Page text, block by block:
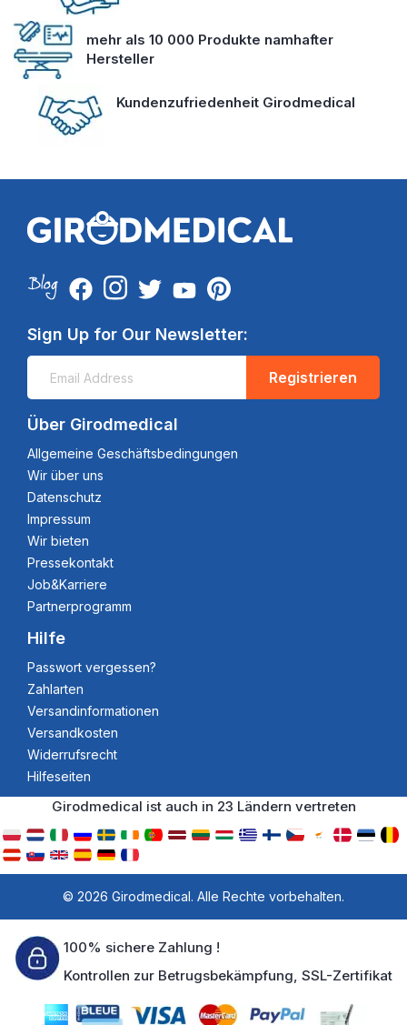
mehr als 10 000 Produkte namhafter
Hersteller
Kundenzufriedenheit Girodmedical
Sign Up for Our Newsletter:
Registrieren
Über Girodmedical
Allgemeine Geschäftsbedingungen
Wir über uns
Datenschutz
Impressum
Wir bieten
Pressekontakt
Job&Karriere
Partnerprogramm
Hilfe
Passwort vergessen?
Zahlarten
Versandinformationen
Versandkosten
Widerrufsrecht
Hilfeseiten
Girodmedical ist auch in 23 Ländern vertreten
© 2026 Girodmedical. Alle Rechte vorbehalten.
100% sichere Zahlung !
Kontrollen zur Betrugsbekämpfung, SSL-Zertifikat